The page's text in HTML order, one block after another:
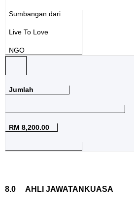
Sumbangan dari
Live To Love
NGO
Jumlah
RM 8,200.00
8.0 AHLI JAWATANKUASA